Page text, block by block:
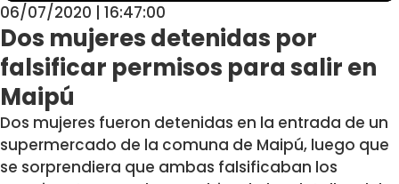
06/07/2020 | 16:47:00
Dos mujeres detenidas por
falsificar permisos para salir en
Maipú
Dos mujeres fueron detenidas en la entrada de un
supermercado de la comuna de Maipú, luego que
se sorprendiera que ambas falsificaban los